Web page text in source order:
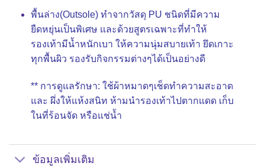
พื้นล่าง(Outsole) ทำจากวัสดุ PU ชนิดที่มีความ
ยืดหยุ่นเป็นพิเศษ และด้วยสูตรเฉพาะที่ทำให้
รองเท้ามีน้ำหนักเบา ให้ความนุ่มสบายเท้า ยึดเกาะ
ทุกพื้นผิว รองรับกิจกรรมต่างๆได้เป็นอย่างดี
** การดูแลรักษา: ใช้ผ้าหมาดๆเช็ดทำความสะอาด
และ ผึ่งให้แห้งสนิท ห้ามนำรองเท้าไปตากแดด เก็บ
ในที่ร้อนจัด หรือแช่น้ำ
ข้อมูลเพิ่มเติม